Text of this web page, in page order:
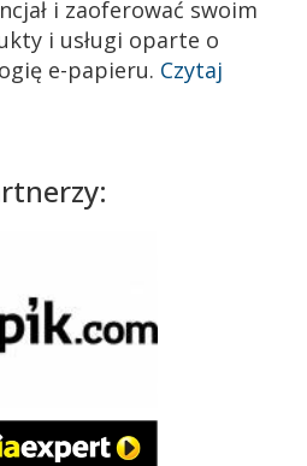
i zaoferować swoim
i usługi oparte o
e-papieru. Czytaj